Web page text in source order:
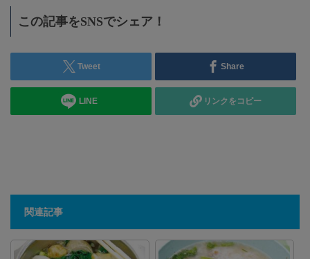
この記事をSNSでシェア！
Tweet Share
LINE リンクをコピー
関連記事